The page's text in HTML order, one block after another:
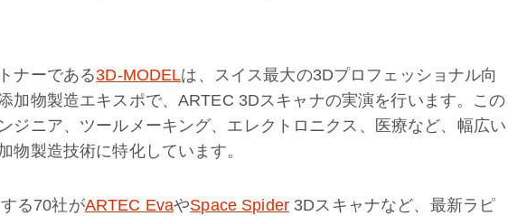
ナーである3D-MODELは、スイス最大の3Dプロフェッショナル向
加物製造エキスポで、ARTEC 3Dスキャナの実演を行います。この
ジニア、ツールメーキング、エレクトロニクス、医療など、幅広い
物製造技術に特化しています。
る70社がARTEC EvaやSpace Spider 3Dスキャナなど、最新ラピ